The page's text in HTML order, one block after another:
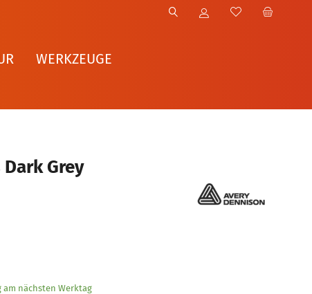
WERKZEUGE
Grey
nächsten Werktag